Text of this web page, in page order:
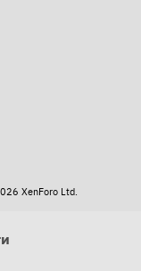
XenForo Ltd.